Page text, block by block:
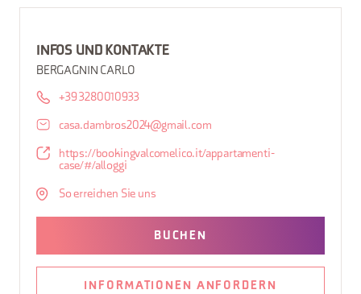
INFOS UND KONTAKTE
BERGAGNIN CARLO
+39 3280010933
casa.dambros2024@gmail.com
https://bookingvalcomelico.it/appartamenti-
case/#/alloggi
So erreichen Sie uns
BUCHEN
INFORMATIONEN ANFORDERN